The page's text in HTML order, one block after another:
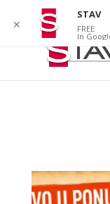
✕
STAV
FREE
In